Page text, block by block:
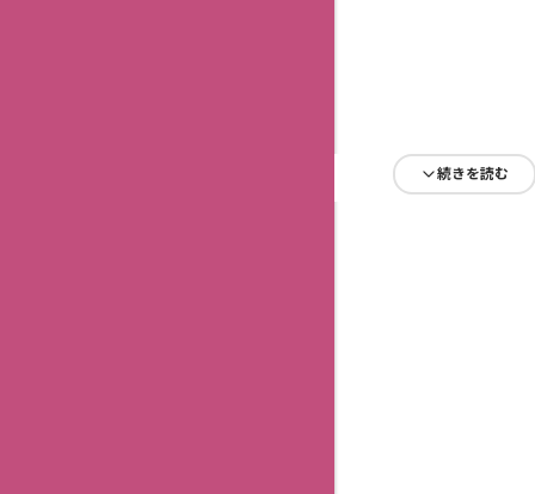
続きを読む
続きを読む
続きを読む
続きを読む
続きを読む
続きを読む
続きを読む
続きを読む
続きを読む
続きを読む
続きを読む
続きを読む
続きを読む
続きを読む
続きを読む
続きを読む
続きを読む
続きを読む
続きを読む
続きを読む